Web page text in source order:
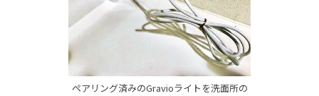
ペアリング済みのGravioライトを洗面所の